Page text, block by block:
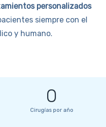
personalizados
siempre con el
y humano.
0
Cirugías por año